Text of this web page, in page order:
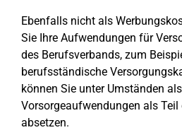
Ebenfalls nicht als
Sie Ihre Aufwendungen für
des Berufsverbands, zum
berufsständische
können Sie unter Umständen als
Vorsorgeaufwendungen als Teil
absetzen.